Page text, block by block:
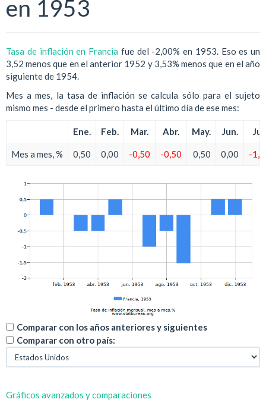
en 1953
Tasa de inflación en Francia fue del -2,00% en 1953. Eso es un
3,52 menos que en el anterior 1952 y 3,53% menos que en el año
siguiente de 1954.
Mes a mes, la tasa de inflación se calcula sólo para el sujeto
mismo mes - desde el primero hasta el último día de ese mes:
Ene. Feb. Mar. Abr. May. Jun. Jul.
Mes a mes, % 0,50 0,00 -0,50 -0,50 0,50 0,00 -
Comparar con los años anteriores y siguientes
Comparar con otro país:
Gráficos avanzados y comparaciones